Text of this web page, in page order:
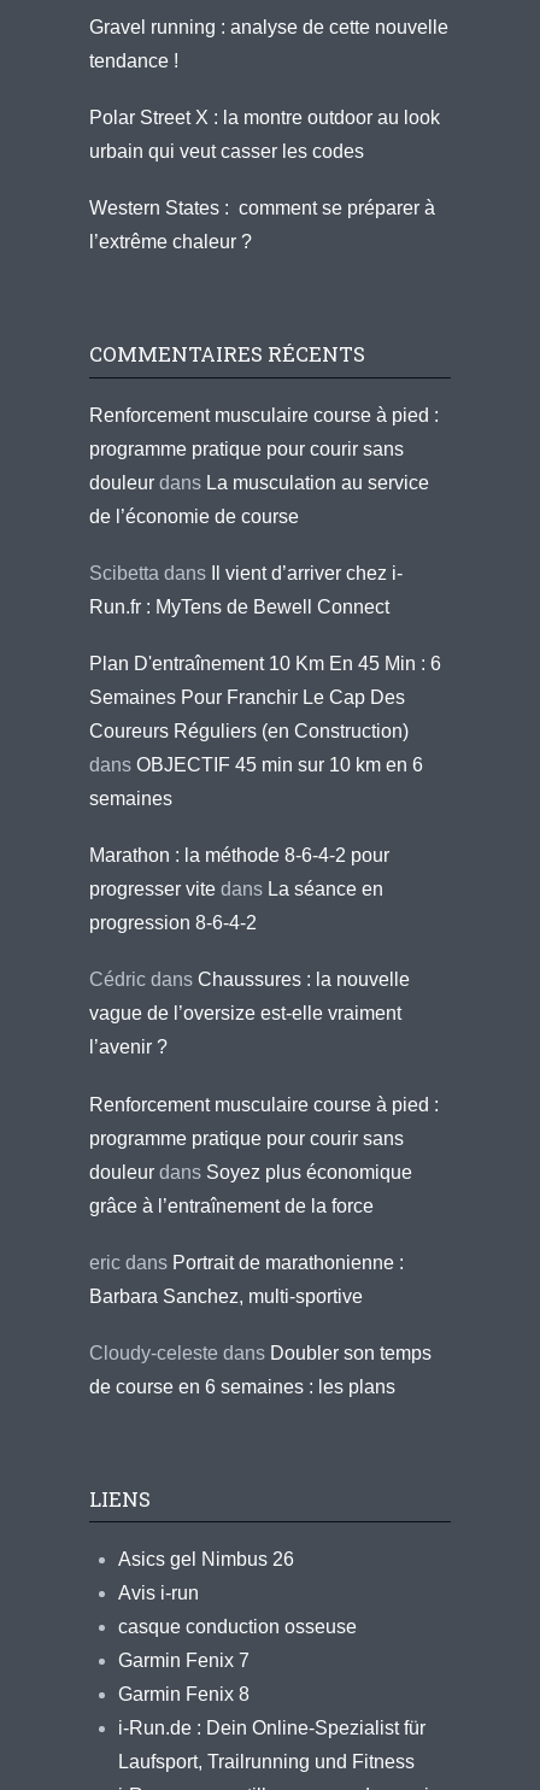
Gravel running : analyse de cette nouvelle
tendance !
Polar Street X : la montre outdoor au look
urbain qui veut casser les codes
Western States : comment se préparer à
l’extrême chaleur ?
COMMENTAIRES RÉCENTS
Renforcement musculaire course à pied :
programme pratique pour courir sans
douleur dans La musculation au service
de l’économie de course
Scibetta dans
Il vient d’arriver chez i-
Run.fr : MyTens de Bewell Connect
Plan D'entraînement 10 Km En 45 Min : 6
Semaines Pour Franchir Le Cap Des
Coureurs Réguliers (en Construction)
dans OBJECTIF 45 min sur 10 km en 6
semaines
Marathon : la méthode 8-6-4-2 pour
progresser vite dans La séance en
progression 8-6-4-2
Cédric dans Chaussures : la nouvelle
vague de l’oversize est-elle vraiment
l’avenir ?
Renforcement musculaire course à pied :
programme pratique pour courir sans
douleur dans Soyez plus économique
grâce à l’entraînement de la force
eric dans Portrait de marathonienne :
Barbara Sanchez, multi-sportive
Cloudy-celeste dans Doubler son temps
de course en 6 semaines : les plans
LIENS
Asics gel Nimbus 26
Avis i-run
casque conduction osseuse
Garmin Fenix 7
Garmin Fenix 8
i-Run.de : Dein Online-Spezialist für
Laufsport, Trailrunning und Fitness